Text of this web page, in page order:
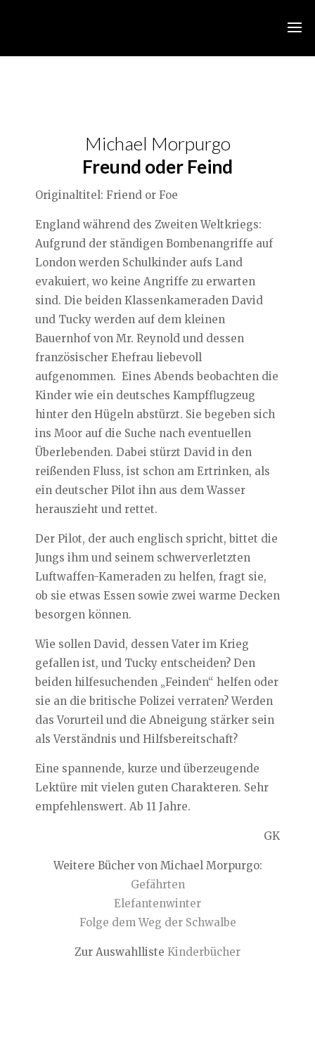
Michael Morpurgo
Freund oder Feind
Originaltitel: Friend or Foe
England während des Zweiten Weltkriegs:
Aufgrund der ständigen Bombenangriffe auf
London werden Schulkinder aufs Land
evakuiert, wo keine Angriffe zu erwarten
sind. Die beiden Klassenkameraden David
und Tucky werden auf dem kleinen
Bauernhof von Mr. Reynold und dessen
französischer Ehefrau liebevoll
aufgenommen. Eines Abends beobachten die
Kinder wie ein deutsches Kampfflugzeug
hinter den Hügeln abstürzt. Sie begeben sich
ins Moor auf die Suche nach eventuellen
Überlebenden. Dabei stürzt David in den
reißenden Fluss, ist schon am Ertrinken, als
ein deutscher Pilot ihn aus dem Wasser
herauszieht und rettet.
Der Pilot, der auch englisch spricht, bittet die
Jungs ihm und seinem schwerverletzten
Luftwaffen-Kameraden zu helfen, fragt sie,
ob sie etwas Essen sowie zwei warme Decken
besorgen können.
Wie sollen David, dessen Vater im Krieg
gefallen ist, und Tucky entscheiden? Den
beiden hilfesuchenden „Feinden“ helfen oder
sie an die britische Polizei verraten? Werden
das Vorurteil und die Abneigung stärker sein
als Verständnis und Hilfsbereitschaft?
Eine spannende, kurze und überzeugende
Lektüre mit vielen guten Charakteren. Sehr
empfehlenswert. Ab 11 Jahre.
GK
Weitere Bücher von Michael Morpurgo:
Gefährten
Elefantenwinter
Folge dem Weg der Schwalbe
Zur Auswahlliste Kinderbücher